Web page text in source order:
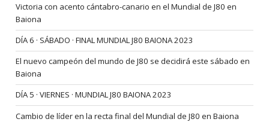
Victoria con acento cántabro-canario en el Mundial de J80 en
Baiona
DÍA 6 · SÁBADO · FINAL MUNDIAL J80 BAIONA 2023
El nuevo campeón del mundo de J80 se decidirá este sábado en
Baiona
DÍA 5 · VIERNES · MUNDIAL J80 BAIONA 2023
Cambio de líder en la recta final del Mundial de J80 en Baiona